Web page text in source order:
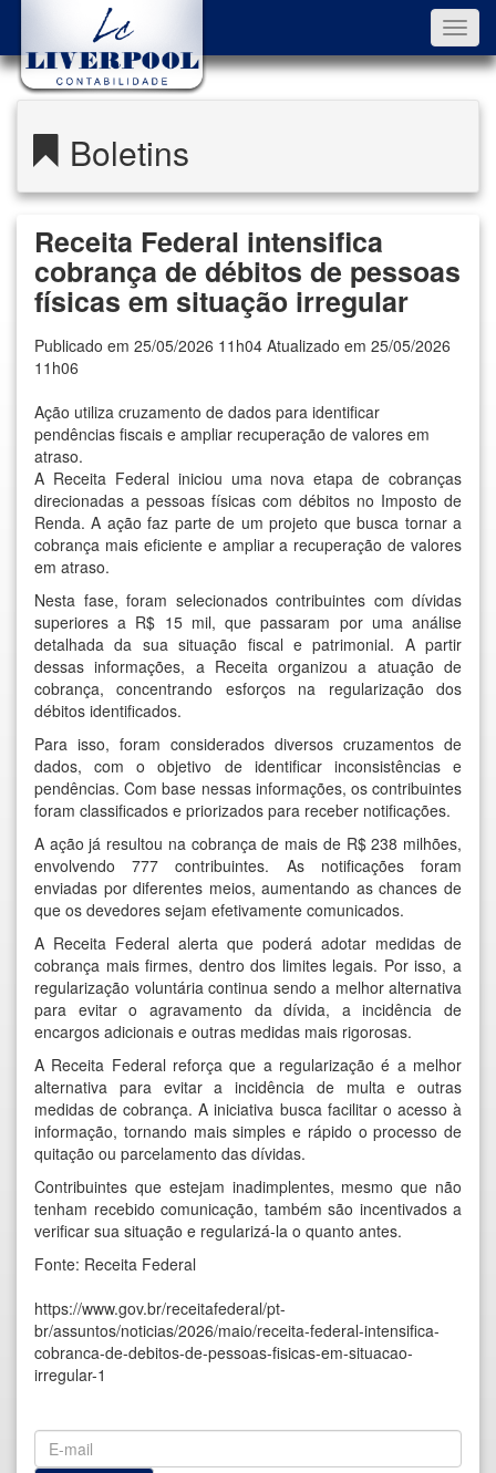
Boletins
Receita Federal intensifica
cobrança de débitos de pessoas
físicas em situação irregular
Publicado em 25/05/2026 11h04 Atualizado em 25/05/2026
11h06
Ação utiliza cruzamento de dados para identificar
pendências fiscais e ampliar recuperação de valores em
atraso.
A Receita Federal iniciou uma nova etapa de cobranças
direcionadas a pessoas físicas com débitos no Imposto de
Renda. A ação faz parte de um projeto que busca tornar a
cobrança mais eficiente e ampliar a recuperação de valores
em atraso.
Nesta fase, foram selecionados contribuintes com dívidas
superiores a R$ 15 mil, que passaram por uma análise
detalhada da sua situação fiscal e patrimonial. A partir
dessas informações, a Receita organizou a atuação de
cobrança, concentrando esforços na regularização dos
débitos identificados.
Para isso, foram considerados diversos cruzamentos de
dados, com o objetivo de identificar inconsistências e
pendências. Com base nessas informações, os contribuintes
foram classificados e priorizados para receber notificações.
A ação já resultou na cobrança de mais de R$ 238 milhões,
envolvendo 777 contribuintes. As notificações foram
enviadas por diferentes meios, aumentando as chances de
que os devedores sejam efetivamente comunicados.
A Receita Federal alerta que poderá adotar medidas de
cobrança mais firmes, dentro dos limites legais. Por isso, a
regularização voluntária continua sendo a melhor alternativa
para evitar o agravamento da dívida, a incidência de
encargos adicionais e outras medidas mais rigorosas.
A Receita Federal reforça que a regularização é a melhor
alternativa para evitar a incidência de multa e outras
medidas de cobrança. A iniciativa busca facilitar o acesso à
informação, tornando mais simples e rápido o processo de
quitação ou parcelamento das dívidas.
Contribuintes que estejam inadimplentes, mesmo que não
tenham recebido comunicação, também são incentivados a
verificar sua situação e regularizá-la o quanto antes.
Fonte: Receita Federal
https://www.gov.br/receitafederal/pt-
br/assuntos/noticias/2026/maio/receita-federal-intensifica-
cobranca-de-debitos-de-pessoas-fisicas-em-situacao-
irregular-1